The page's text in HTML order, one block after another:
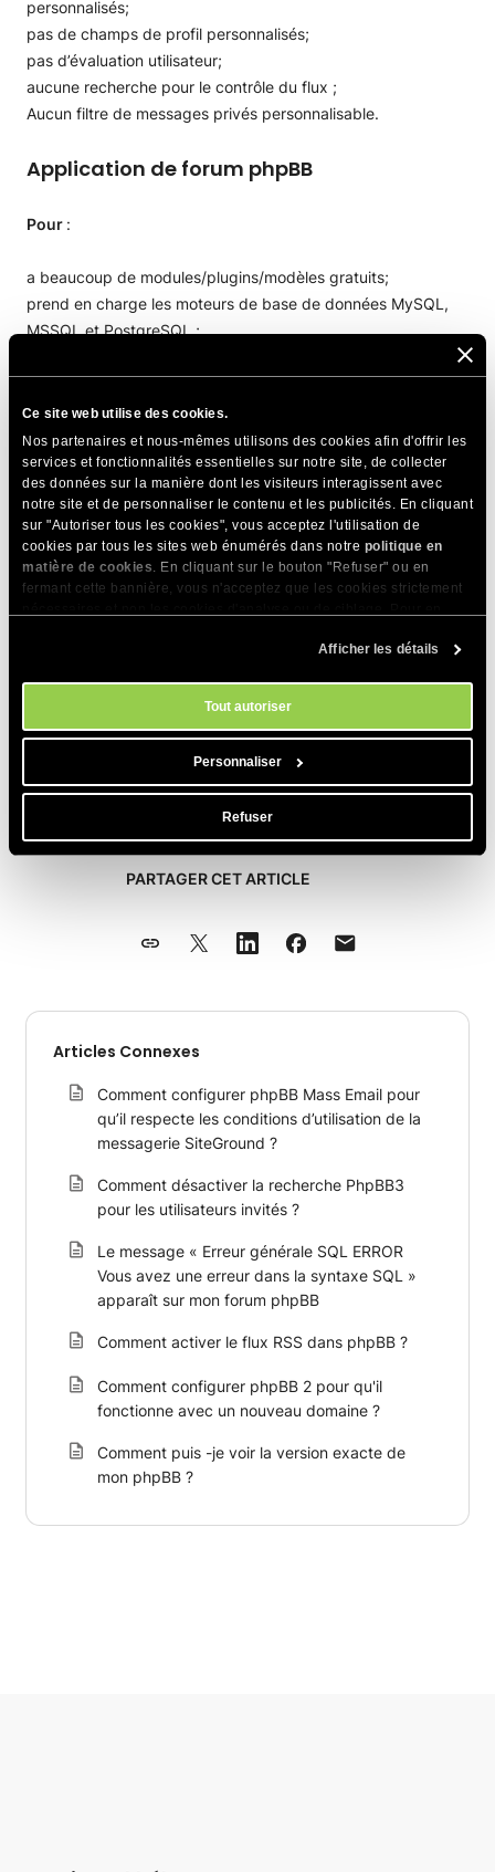
Ce site web utilise des cookies.
Nos partenaires et nous-mêmes utilisons des cookies afin d'offrir les
services et fonctionnalités essentielles sur notre site, de collecter
des données sur la manière dont les visiteurs interagissent avec
notre site et de personnaliser le contenu et les publicités. En cliquant
sur "Autoriser tous les cookies", vous acceptez l'utilisation de
cookies par tous les sites web énumérés dans notre politique en
matière de cookies. En cliquant sur le bouton "Refuser" ou en
fermant cette bannière, vous n'acceptez que les cookies strictement
. Vous pouvez gérer vos préférences
Afficher les détails
Tout autoriser
Personnaliser
Refuser
personnalisés;
pas de champs de profil personnalisés;
pas d’évaluation utilisateur;
aucune recherche pour le contrôle du flux ;
Aucun filtre de messages privés personnalisable.
Application de forum phpBB
Pour :
a beaucoup de modules/plugins/modèles gratuits;
prend en charge les moteurs de base de données MySQL,
MSSQL et PostgreSQL ;
forums protégés par mot de passe ;
tri des messages;
filtres de messages privés qui peuvent être personnalisés.
Inconvénients:
pas d’installateur automatique de modules ;
l’installation de certains des modules supplémentaires peut
requérir des compétences de programmation plus avancées;
pas de code HTML dans les messages ;
SiteGround offrele meilleur hébergement webafin que,
quelle que soit l’application de forum que vous choisissez,
votre compte d’hébergement puisse le gérer sans aucun
PARTAGER CET ARTICLE
Articles Connexes
Comment configurer phpBB Mass Email pour
qu’il respecte les conditions d’utilisation de la
messagerie SiteGround ?
Comment désactiver la recherche PhpBB3
pour les utilisateurs invités ?
Le message « Erreur générale SQL ERROR
Vous avez une erreur dans la syntaxe SQL »
apparaît sur mon forum phpBB
Comment activer le flux RSS dans phpBB ?
Comment configurer phpBB 2 pour qu'il
fonctionne avec un nouveau domaine ?
Comment puis -je voir la version exacte de
mon phpBB ?